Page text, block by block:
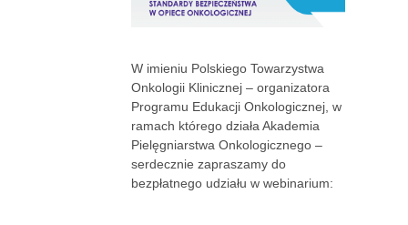
W imieniu Polskiego Towarzystwa
Onkologii Klinicznej – organizatora
Programu Edukacji Onkologicznej, w
ramach którego działa Akademia
Pielęgniarstwa Onkologicznego –
serdecznie zapraszamy do
bezpłatnego udziału w webinarium: